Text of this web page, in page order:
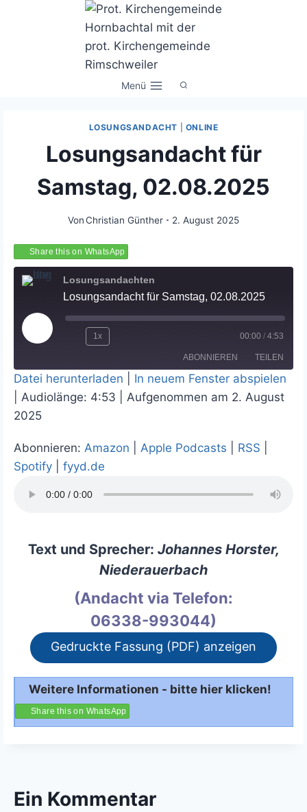
Menü
LOSUNGSANDACHT ONLINE
Losungsandacht für
Samstag, 02.08.2025
Von Christian Günther 2. August 2025
Share this on WhatsApp
Losungsandachten
Losungsandacht für Samstag, 02.08.2025
l
y
E
p
s
d
1x 00:00 / 4:53
ABONNIEREN TEILEN
Amazon Apple Podcasts
RSS
RSS FEED
TEILEN
EMBED
Datei herunterladen
In neuem Fenster abspielen
Audiolänge: 4:53
Aufgenommen am 2. August
2025
Abonnieren: Amazon Apple Podcasts RSS
Spotify
fyyd.de
Text und Sprecher: Johannes Horster,
Niederauerbach
(Andacht via Telefon:
06338-993044)
Gedruckte Fassung (PDF) anzeigen
Weitere Informationen - bitte hier klicken!
Share this on WhatsApp
Ein Kommentar